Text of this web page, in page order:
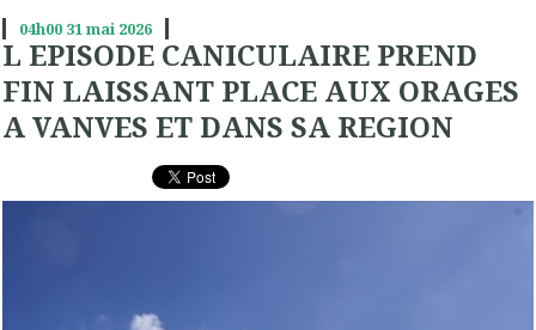
04h00 31mai 2026
L EPISODE CANICULAIRE PREND
FIN LAISSANT PLACE AUX ORAGES
A VANVES ET DANS SA REGION